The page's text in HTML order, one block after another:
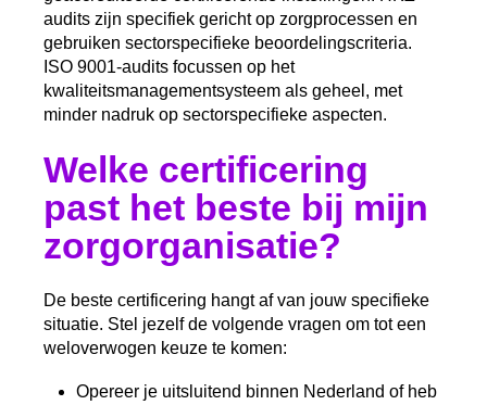
audits zijn specifiek gericht op zorgprocessen en
gebruiken sectorspecifieke beoordelingscriteria.
ISO 9001-audits focussen op het
kwaliteitsmanagementsysteem als geheel, met
minder nadruk op sectorspecifieke aspecten.
Welke certificering
past het beste bij mijn
zorgorganisatie?
De beste certificering hangt af van jouw specifieke
situatie. Stel jezelf de volgende vragen om tot een
weloverwogen keuze te komen:
Opereer je uitsluitend binnen Nederland of heb